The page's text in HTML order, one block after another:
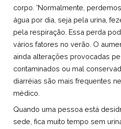
corpo. 'Normalmente,
água por dia, seja pela urina,
pela respiração. Essa perda
vários fatores no verão. O
ainda alterações provocadas
contaminados ou mal
diarréias são mais frequentes
médico.
Quando uma pessoa está
sede, fica muito tempo sem